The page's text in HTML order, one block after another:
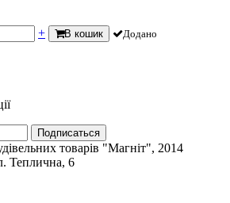
+ В кошик Додано
Подписаться
товарів "Магніт", 2014
Теплична, 6